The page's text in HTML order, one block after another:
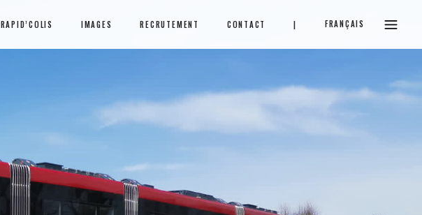
RAPID’COLIS IMAGES RECRUTEMENT CONTACT | FRANÇAIS